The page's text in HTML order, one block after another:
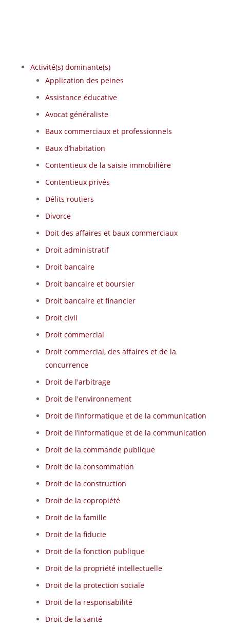
Activité(s) dominante(s)
Application des peines
Assistance éducative
Avocat généraliste
Baux commerciaux et professionnels
Baux d’habitation
Contentieux de la saisie immobilière
Contentieux privés
Délits routiers
Divorce
Doit des affaires et baux commerciaux
Droit administratif
Droit bancaire
Droit bancaire et boursier
Droit bancaire et financier
Droit civil
Droit commercial
Droit commercial, des affaires et de la
concurrence
Droit de l'arbitrage
Droit de l'environnement
Droit de l’informatique et de la communication
Droit de l’informatique et de la communication
Droit de la commande publique
Droit de la consommation
Droit de la construction
Droit de la copropiété
Droit de la famille
Droit de la fiducie
Droit de la fonction publique
Droit de la propriété intellectuelle
Droit de la protection sociale
Droit de la responsabilité
Droit de la santé